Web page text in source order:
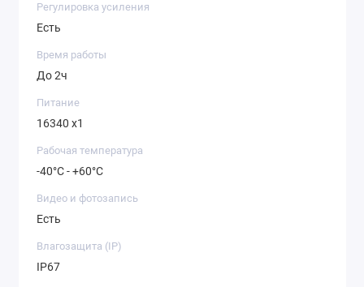
Регулировка усиления
Есть
Время работы
До 2ч
Питание
16340 x1
Рабочая температура
-40°C - +60°C
Видео и фотозапись
Есть
Влагозащита (IP)
IP67